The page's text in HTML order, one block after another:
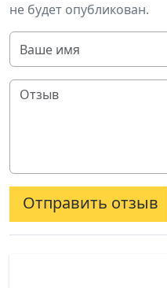
не будет опубликован.
Отправить отзыв